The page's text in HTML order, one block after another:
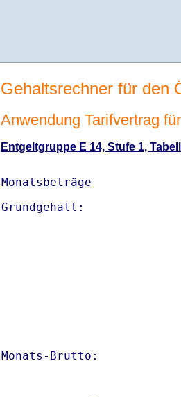
Gehaltsrechner für den
Anwendung Tarifvertrag
Entgeltgruppe E 14, Stufe 1,
Monatsbeträge
Monats-